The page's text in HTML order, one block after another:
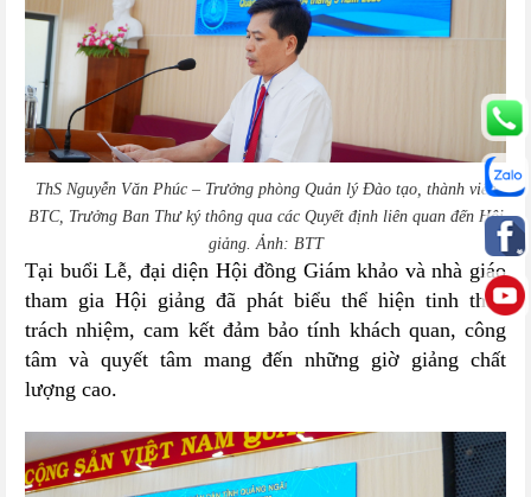
ThS Nguyễn Văn Phúc – Trưởng phòng Quản lý Đào tạo, thành viên
BTC, Trưởng Ban Thư ký thông qua các Quyết định liên quan đến Hội
giảng. Ảnh: BTT
Tại buổi Lễ, đại diện Hội đồng Giám khảo và nhà giáo
tham gia Hội giảng đã phát biểu thể hiện tinh thần
trách nhiệm, cam kết đảm bảo tính khách quan, công
tâm và quyết tâm mang đến những giờ giảng chất
lượng cao.